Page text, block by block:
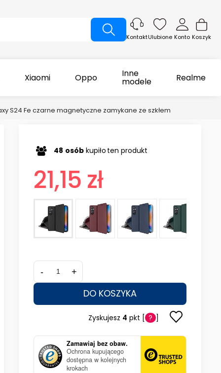
Koszyk
Konto
KontaktUlubione
Xiaomi Oppo Inne
modele Realme
S24 Fe czarne magnetyczne zamykane ze szkłem
48 osób kupiło ten produkt
21,15 zł
- +
DO KOSZYKA
Zyskujesz 4 pkt [ ? ]
Zamawiaj bez obaw.
Ochrona kupującego
dostępna w kolejnych
krokach